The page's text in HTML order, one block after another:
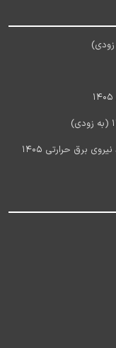
آخرین اخبار استخدام شرکت مادر تخصصی تولید نیروی برق حرارتی 1405